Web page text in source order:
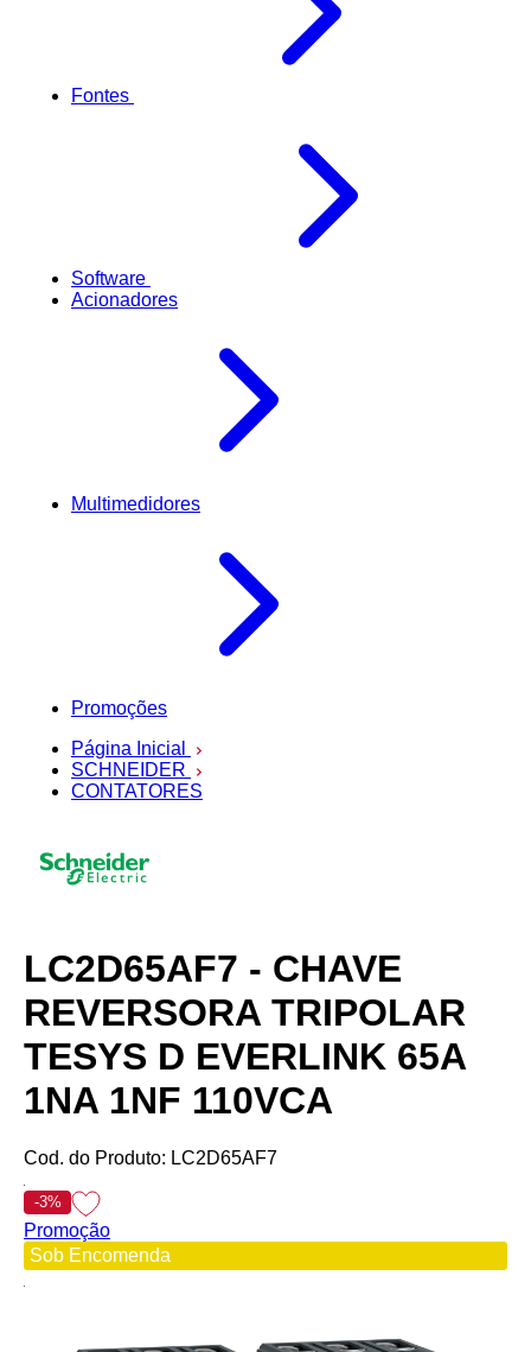
Fontes
Software
Acionadores
Multimedidores
Promoções
Página Inicial
SCHNEIDER
CONTATORES
LC2D65AF7 - CHAVE
REVERSORA TRIPOLAR
TESYS D EVERLINK 65A
1NA 1NF 110VCA
Cod. do Produto: LC2D65AF7
-3%
Promoção
Sob Encomenda